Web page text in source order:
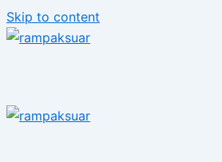
Skip to content